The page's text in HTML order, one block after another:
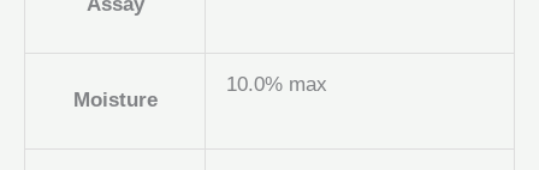
Moisture
10.0% max